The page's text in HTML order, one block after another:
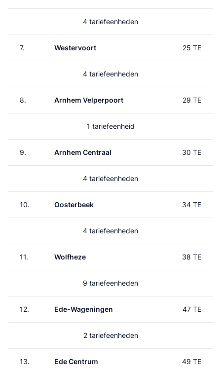
4 tariefeenheden
7. Westervoort 25 TE
4 tariefeenheden
8. Arnhem Velperpoort 29 TE
1 tariefeenheid
9. Arnhem Centraal 30 TE
4 tariefeenheden
10. Oosterbeek 34 TE
4 tariefeenheden
11. Wolfheze 38 TE
9 tariefeenheden
12. Ede-Wageningen 47 TE
2 tariefeenheden
13. Ede Centrum 49 TE